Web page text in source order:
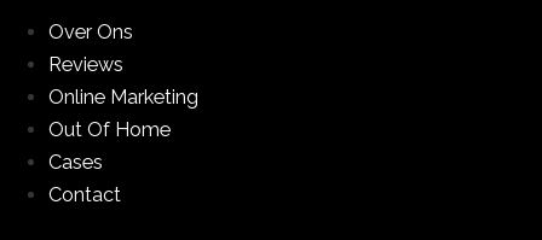
Over Ons
Reviews
Online Marketing
Out Of Home
Cases
Contact